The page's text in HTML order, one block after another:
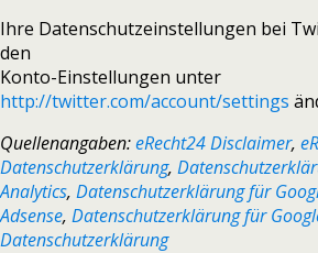
Ihre Datenschutzeinstellungen bei
den
Konto-Einstellungen unter
http://twitter.com/account/settings
Quellenangaben:eRecht24 Disclaimer,
Datenschutzerklärung,
Analytics, Datenschutzerklärung für
Adsense, Datenschutzerklärung für
Datenschutzerklärung